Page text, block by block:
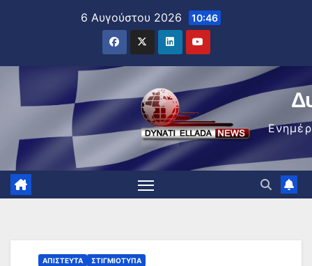
6 Αυγούστου 2026 10:46
ΑΠΊΣΤΕΥΤΑ ΣΤΙΓΜΙΌΤΥΠΑ